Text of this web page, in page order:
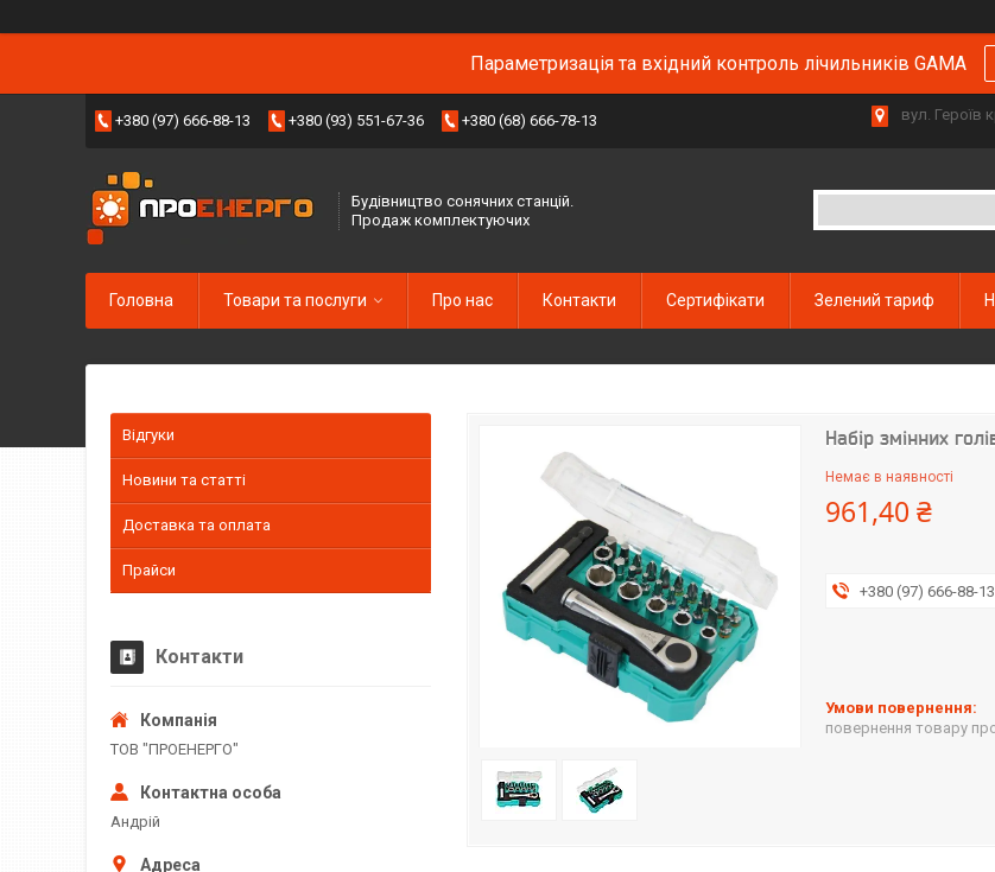
Параметризація та вхідний контроль лічильників GAMA
+380 (97) 666-88-13 +380 (93) 551-67-36 +380 (68) 666-78-13 вул. Героїв
Будівництво сонячних станцій.
Продаж комплектуючих
Головна Товари та послуги Про нас Контакти Сертифікати Зелений тариф
Набір змінних
Немає в наявності
961,40 ₴
+380 (97) 666-88-13
повернення товару
Відгуки
Новини та статті
Доставка та оплата
Прайси
Контакти
ТОВ "ПРОЕНЕРГО"
Андрій